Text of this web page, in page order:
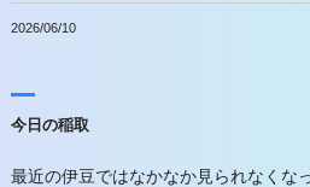
2026/06/10
今日の稲取
最近の伊豆ではなかなか見られなくな